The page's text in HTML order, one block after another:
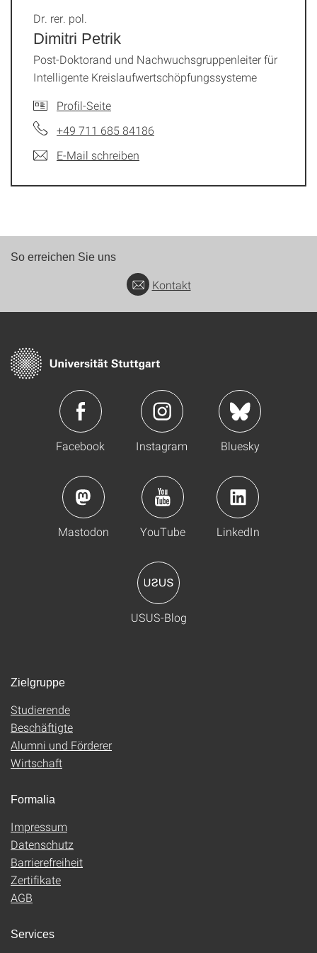
Dimitri Petrik
Dr. rer. pol.
Post-Doktorand und Nachwuchsgruppenleiter für
Intelligente Kreislaufwertschöpfungssysteme
Profil-Seite
+49 711 685 84186
E-Mail schreiben
So erreichen Sie uns
Kontakt
Facebook Instagram Bluesky
Mastodon YouTube LinkedIn
USUS-Blog
Zielgruppe
Studierende
Beschäftigte
Alumni und Förderer
Wirtschaft
Formalia
Impressum
Datenschutz
Barrierefreiheit
Zertifikate
AGB
Services